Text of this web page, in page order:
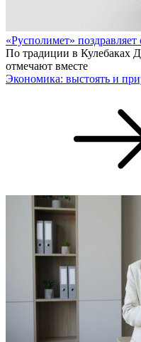
«Русполимет»
По традиции в Кулебаках
отмечают вместе
Экономика: выстоять и